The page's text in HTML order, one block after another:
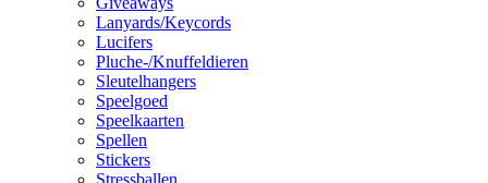
Lanyards/Keycords
Lucifers
Pluche-/Knuffeldieren
Sleutelhangers
Speelgoed
Speelkaarten
Spellen
Stickers
Stressballen